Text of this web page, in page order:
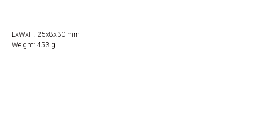
LxWxH: 25x8x30 mm
Weight: 453 g